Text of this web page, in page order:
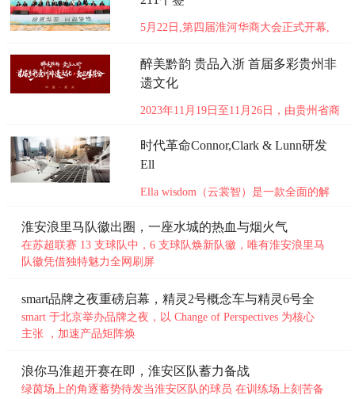
5月22日,第四届淮河华商大会正式开幕,
开幕式上,淮安市委书记史志军致辞。江
苏省委统战部副部长、省侨办主任徐开信
沈庆芳,敏实控股集团董事会主席秦荣华,
未知
醉美黔韵 贵品入浙 首届多彩贵州非
遗文化
2023年11月19日至11月26日，由贵州省商
江省贵州商会主办，杭州汪三胖会展有限
公司承办的首届多彩贵州非遗文化o贵品
育场举办。 首届多彩贵州非遗文化o贵品
时代革命Connor,Clark & Lunn研发
Ell
Ella wisdom（云裳智）是一款全面的解
全性和隐私标准。其广泛的功能和定制选
项使其成为适用于各种业务应用程序的多
功能工具。机器学习由可以在有监督或无
用于对金融数据进行分类、
淮安浪里马队徽出圈，一座水城的热血与烟火气
在苏超联赛 13 支球队中，6 支球队焕新队徽，唯有淮安浪里马
队徽凭借独特魅力全网刷屏
smart品牌之夜重磅启幕，精灵2号概念车与精灵6号全
球
smart 于北京举办品牌之夜，以 Change of Perspectives 为核心
主张 ，加速产品矩阵焕
浪你马淮超开赛在即，淮安区队蓄力备战
绿茵场上的角逐蓄势待发当淮安区队的球员 在训练场上刻苦备